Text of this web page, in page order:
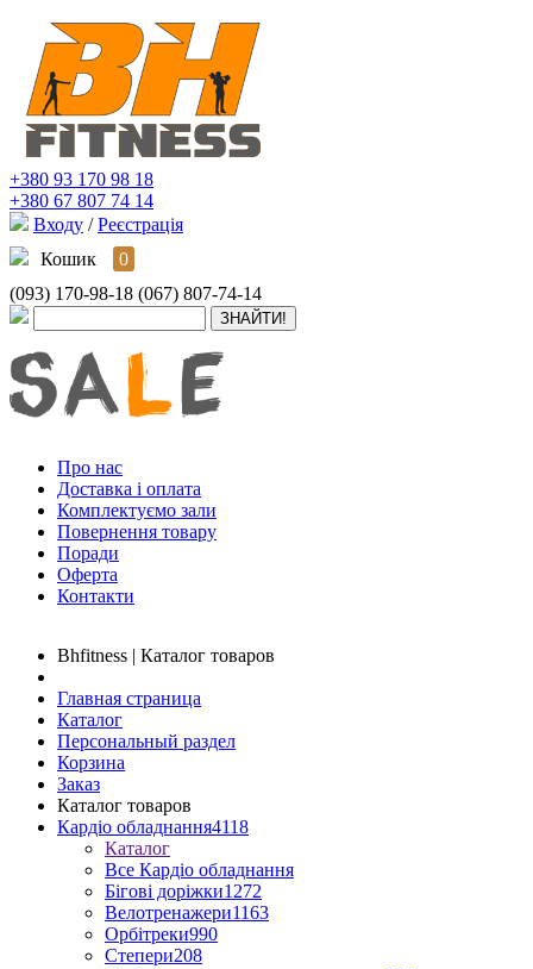
+380 93 170 98 18
+380 67 807 74 14
Входу / Реєстрація
Кошик
0
(093) 170-98-18 (067) 807-74-14
Про нас
Доставка і оплата
Комплектуємо зали
Повернення товару
Поради
Оферта
Контакти
Bhfitness | Каталог товаров
Главная страница
Каталог
Персональный раздел
Корзина
Заказ
Каталог товаров
Кардіо обладнання4118
Каталог
Все Кардіо обладнання
Бігові доріжки1272
Велотренажери1163
Орбітреки990
Степери208